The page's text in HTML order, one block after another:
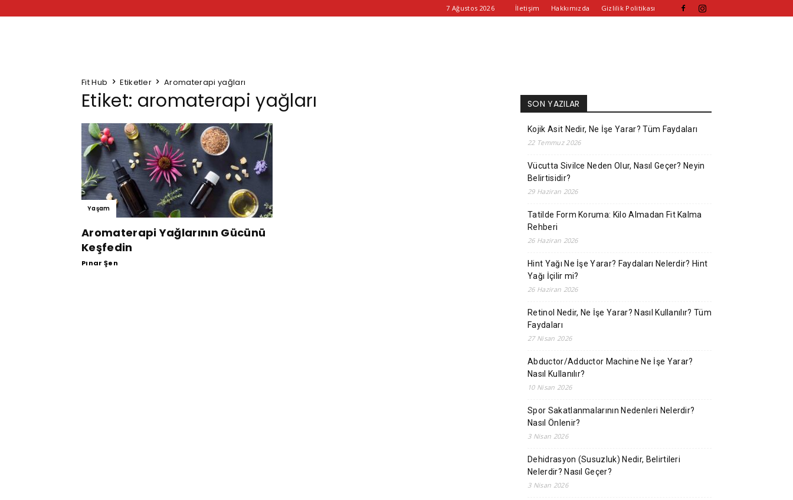
7 Ağustos 2026 İletişim Hakkımızda Gizlilik Politikası
Fit Hub Etiketler Aromaterapi yağları
Etiket: aromaterapi yağları
Yaşam
Aromaterapi Yağlarının Gücünü
Keşfedin
Pınar Şen
SON YAZILAR
Kojik Asit Nedir, Ne İşe Yarar? Tüm Faydaları
22 Temmuz 2026
Vücutta Sivilce Neden Olur, Nasıl Geçer? Neyin
Belirtisidir?
29 Haziran 2026
Tatilde Form Koruma: Kilo Almadan Fit Kalma
Rehberi
26 Haziran 2026
Hint Yağı Ne İşe Yarar? Faydaları Nelerdir? Hint
Yağı İçilir mi?
26 Haziran 2026
Retinol Nedir, Ne İşe Yarar? Nasıl Kullanılır? Tüm
Faydaları
27 Nisan 2026
Abductor/Adductor Machine Ne İşe Yarar?
Nasıl Kullanılır?
10 Nisan 2026
Spor Sakatlanmalarının Nedenleri Nelerdir?
Nasıl Önlenir?
3 Nisan 2026
Dehidrasyon (Susuzluk) Nedir, Belirtileri
Nelerdir? Nasıl Geçer?
3 Nisan 2026